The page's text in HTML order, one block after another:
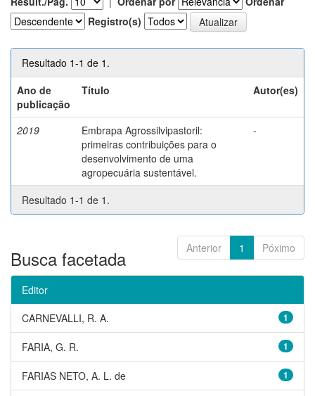
Registro(s)
Resultado 1-1 de 1.
Ano de
publicação
Título Autor(es)
2019
Embrapa Agrossilvipastoril:
primeiras contribuições para o
desenvolvimento de uma
agropecuária sustentável.
-
Resultado 1-1 de 1.
Anterior 1 Póximo
Busca facetada
Editor
1
CARNEVALLI, R. A.
1
FARIA, G. R.
1
FARIAS NETO, A. L. de